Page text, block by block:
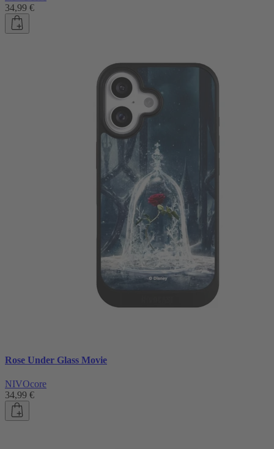
34,99 €
Rose Under Glass Movie
NIVOcore
34,99 €